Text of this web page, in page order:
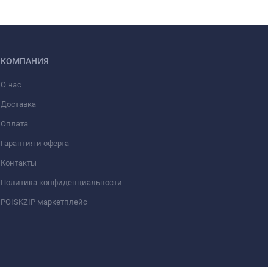
КОМПАНИЯ
О нас
Доставка
Оплата
Гарантия и оферта
Контакты
Политика конфиденциальности
POISKZIP маркетплейс